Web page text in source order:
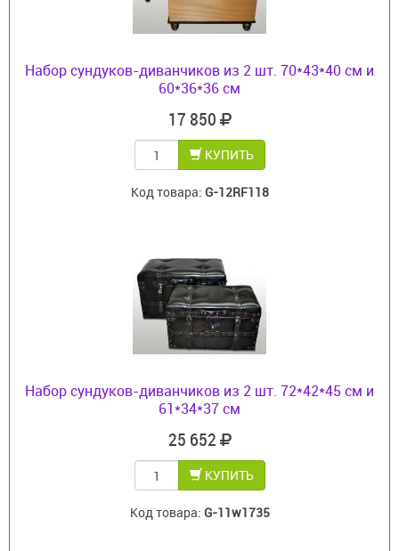
Набор сундуков-диванчиков из 2 шт. 70*43*40 см и
60*36*36 см
17 850
КУПИТЬ
Код товара: G-12RF118
Набор сундуков-диванчиков из 2 шт. 72*42*45 см и
61*34*37 см
25 652
КУПИТЬ
Код товара: G-11w1735